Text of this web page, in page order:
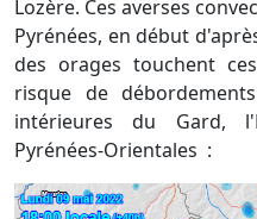
Lozère. Ces averses
Pyrénées, en début
des orages touchent
risque de
intérieures du Gard,
Pyrénées-Orientales :